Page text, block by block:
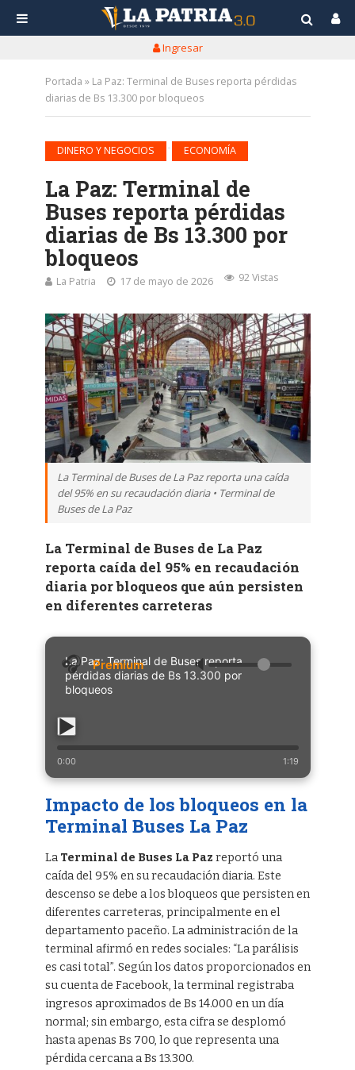
Ingresar
Portada » La Paz: Terminal de Buses reporta pérdidas
diarias de Bs 13.300 por bloqueos
DINERO Y NEGOCIOS ECONOMÍA
La Paz: Terminal de
Buses reporta pérdidas
diarias de Bs 13.300 por
bloqueos
La Patria 17 de mayo de 2026 92 Vistas
La Terminal de Buses de La Paz reporta una caída
del 95% en su recaudación diaria • Terminal de
Buses de La Paz
La Terminal de Buses de La Paz
reporta caída del 95% en recaudación
diaria por bloqueos que aún persisten
en diferentes carreteras
La Paz: Terminal de Buses reporta
pérdidas diarias de Bs 13.300 por
bloqueos
🔈
0:00 1:19
Impacto de los bloqueos en la
Terminal Buses La Paz
La Terminal de Buses La Paz reportó una
caída del 95% en su recaudación diaria. Este
descenso se debe a los bloqueos que persisten en
diferentes carreteras, principalmente en el
departamento paceño. La administración de la
terminal afirmó en redes sociales: “La parálisis
es casi total”. Según los datos proporcionados en
su cuenta de Facebook, la terminal registraba
ingresos aproximados de Bs 14.000 en un día
normal; sin embargo, esta cifra se desplomó
hasta apenas Bs 700, lo que representa una
pérdida cercana a Bs 13.300.